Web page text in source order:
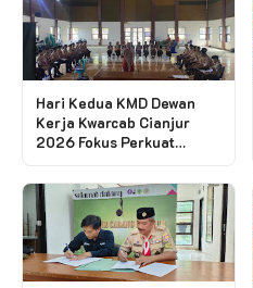
Hari Kedua KMD Dewan
Kerja Kwarcab Cianjur
2026 Fokus Perkuat
Pramuka